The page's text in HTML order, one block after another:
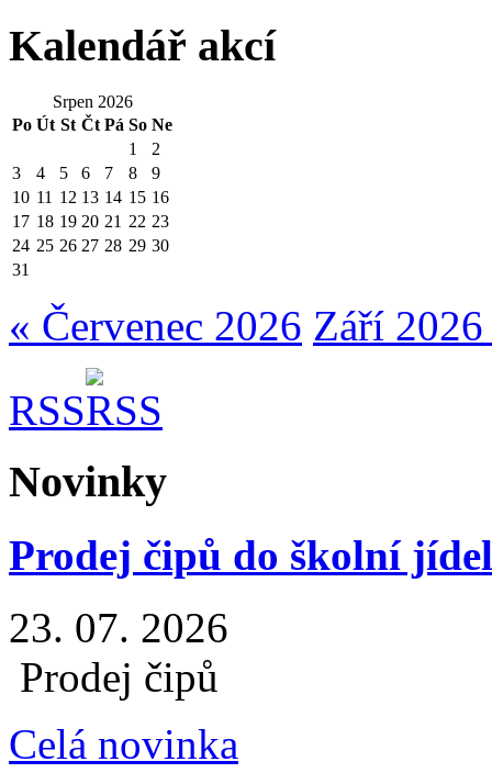
Kalendář akcí
Srpen 2026
Po Út St Čt Pá So Ne
1
2
3
4 5 6 7 8
9
10 11 12 13 14 15 16
17 18 19 20 21 22 23
24 25 26 27 28 29 30
31
« Červenec 2026 Září
RSS
Novinky
Prodej čipů do školní
23. 07. 2026
Prodej čipů
Celá novinka